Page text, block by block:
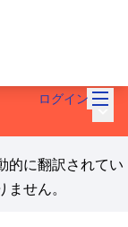
メイ
ログイン
メイ
的に翻訳されてい
せん。